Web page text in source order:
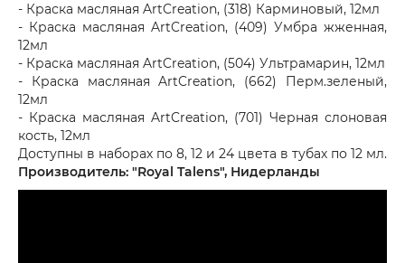
- Краска масляная ArtCreation, (318) Карминовый, 12мл
- Краска масляная ArtCreation, (409) Умбра жженная,
12мл
- Краска масляная ArtCreation, (504) Ультрамарин, 12мл
- Краска масляная ArtCreation, (662) Перм.зеленый,
12мл
- Краска масляная ArtCreation, (701) Черная слоновая
кость, 12мл
Доступны в наборах по 8, 12 и 24 цвета в тубах по 12 мл.
Производитель: "Royal Talens", Нидерланды